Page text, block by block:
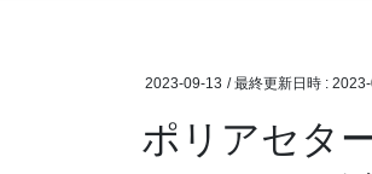
2023-09-13 / 最終更新日時 :
ポリアセタ